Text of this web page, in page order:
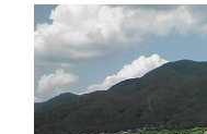
え
る